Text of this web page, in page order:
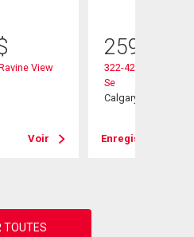
View
Voir
259 800
322-428 Chaparral
Se
Calgary, AB
Enregistrer